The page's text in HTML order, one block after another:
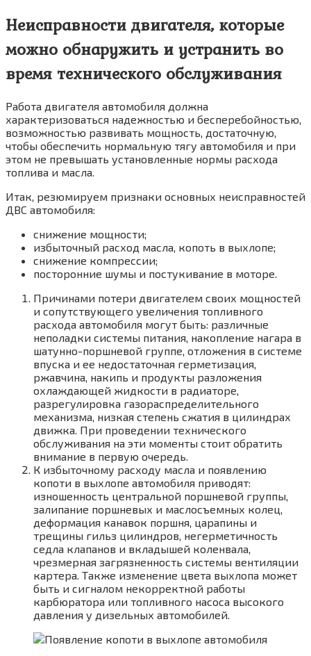
Неисправности двигателя, которые
можно обнаружить и устранить во
время технического обслуживания
Работа двигателя автомобиля должна
характеризоваться надежностью и бесперебойностью,
возможностью развивать мощность, достаточную,
чтобы обеспечить нормальную тягу автомобиля и при
этом не превышать установленные нормы расхода
топлива и масла.
Итак, резюмируем признаки основных неисправностей
ДВС автомобиля:
снижение мощности;
избыточный расход масла, копоть в выхлопе;
снижение компрессии;
посторонние шумы и постукивание в моторе.
Причинами потери двигателем своих мощностей
и сопутствующего увеличения топливного
расхода автомобиля могут быть: различные
неполадки системы питания, накопление нагара в
шатунно-поршневой группе, отложения в системе
впуска и ее недостаточная герметизация,
ржавчина, накипь и продукты разложения
охлаждающей жидкости в радиаторе,
разрегулировка газораспределительного
механизма, низкая степень сжатия в цилиндрах
движка. При проведении технического
обслуживания на эти моменты стоит обратить
внимание в первую очередь.
К избыточному расходу масла и появлению
копоти в выхлопе автомобиля приводят:
изношенность центральной поршневой группы,
залипание поршневых и маслосъемных колец,
деформация канавок поршня, царапины и
трещины гильз цилиндров, негерметичность
седла клапанов и вкладышей коленвала,
чрезмерная загрязненность системы вентиляции
картера. Также изменение цвета выхлопа может
быть и сигналом некорректной работы
карбюратора или топливного насоса высокого
давления у дизельных автомобилей.